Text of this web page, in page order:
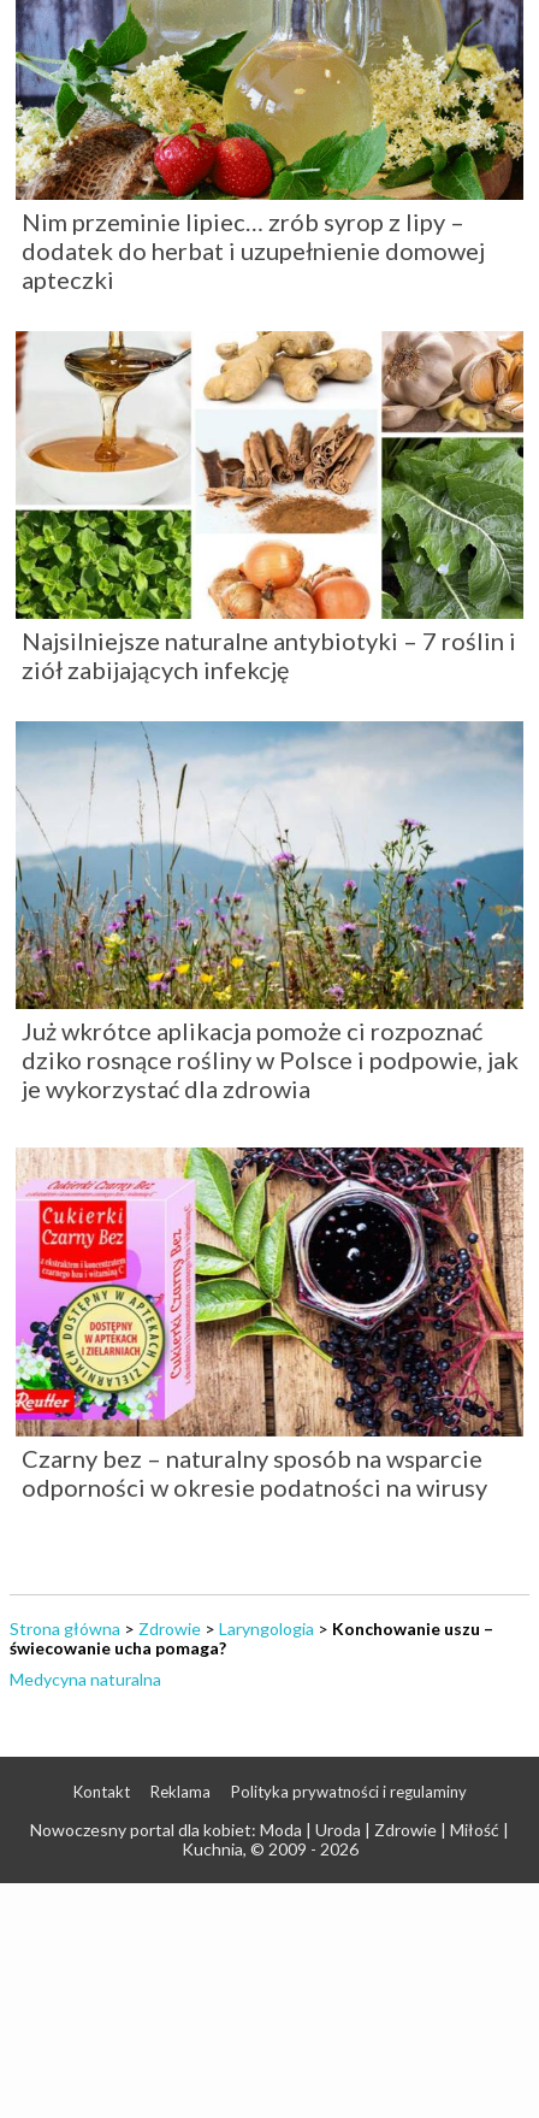
Nim przeminie lipiec… zrób syrop z lipy –
dodatek do herbat i uzupełnienie domowej
apteczki
Najsilniejsze naturalne antybiotyki – 7 roślin i
ziół zabijających infekcję
Już wkrótce aplikacja pomoże ci rozpoznać
dziko rosnące rośliny w Polsce i podpowie, jak
je wykorzystać dla zdrowia
Czarny bez – naturalny sposób na wsparcie
odporności w okresie podatności na wirusy
Strona główna > Zdrowie > Laryngologia > Konchowanie uszu –
świecowanie ucha pomaga?
Medycyna naturalna
Kontakt Reklama Polityka prywatności i regulaminy
Nowoczesny portal dla kobiet: Moda | Uroda | Zdrowie | Miłość |
Kuchnia, © 2009 - 2026